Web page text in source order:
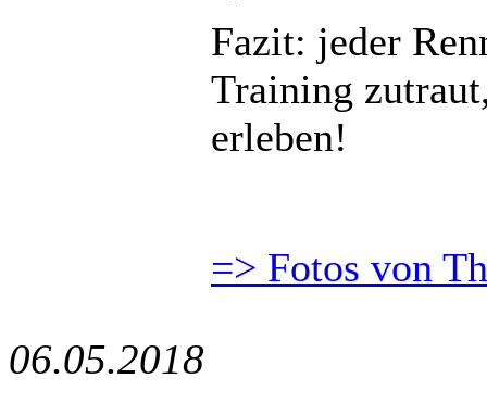
Fazit: jeder
Training
erleben!
=> Fotos von
06.05.2018